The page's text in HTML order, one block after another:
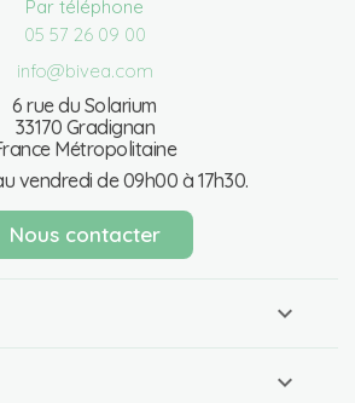
Par téléphone
05 57 26 09 00
info@bivea.com
6 rue du Solarium
33170 Gradignan
Métropolitaine
vendredi de 09h00 à 17h30.
Nous contacter